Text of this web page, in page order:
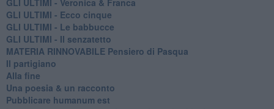
GLI ULTIMI - Ecco cinque
GLI ULTIMI - Le babbucce
GLI ULTIMI - Il senzatetto
MATERIA RINNOVABILE Pensiero di Pasqua
Il partigiano
Alla fine
Una poesia & un racconto
Pubblicare humanum est